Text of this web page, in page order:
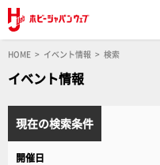
HOME イベント情報 検索
イベント情報
現在の検索条件
開催日